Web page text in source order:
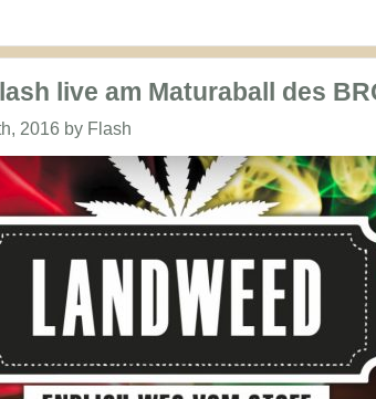
live am Maturaball des
2016 by Flash